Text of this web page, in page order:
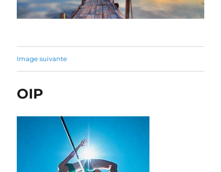
Image suivante
OIP